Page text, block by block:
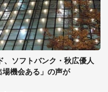
、ソフトバンク・秋広優人
機会ある」の声が